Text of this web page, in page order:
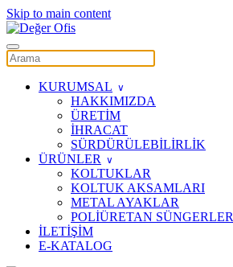
Skip to main content
KURUMSAL
HAKKIMIZDA
ÜRETİM
İHRACAT
SÜRDÜRÜLEBİLİRLİK
ÜRÜNLER
KOLTUKLAR
KOLTUK AKSAMLARI
METAL AYAKLAR
POLİÜRETAN SÜNGERLER
İLETİŞİM
E-KATALOG